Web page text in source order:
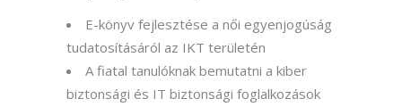
E-könyv fejlesztése a női egyenjogúság
tudatosításáról az IKT területén
A fiatal tanulóknak bemutatni a kiber
biztonsági és IT biztonsági foglalkozások